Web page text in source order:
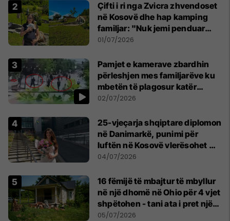
Çifti i ri nga Zvicra zhvendoset
në Kosovë dhe hap kamping
familjar: "Nuk jemi penduar
asnjë ditë"
01/07/2026
Pamjet e kamerave zbardhin
përleshjen mes familjarëve ku
mbetën të plagosur katër
persona
02/07/2026
25-vjeçarja shqiptare diplomon
në Danimarkë, punimi për
luftën në Kosovë vlerësohet me
notën më të lartë
04/07/2026
16 fëmijë të mbajtur të mbyllur
në një dhomë në Ohio për 4 vjet
shpëtohen - tani ata i pret një
sfidë e madhe
05/07/2026